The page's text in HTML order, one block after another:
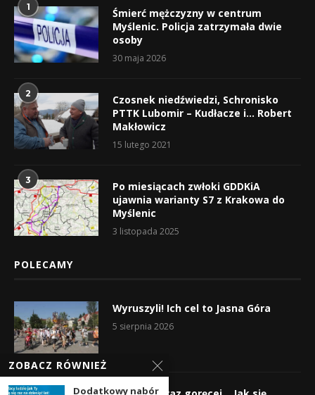
1
Śmierć mężczyzny w centrum
Myślenic. Policja zatrzymała dwie
osoby
30 maja 2026
2
Czosnek niedźwiedzi, Schronisko
PTTK Lubomir – Kudłacze i… Robert
Makłowicz
15 lutego 2021
3
Po miesiącach zwłoki GDDKiA
ujawnia warianty S7 z Krakowa do
Myślenic
3 listopada 2025
POLECAMY
Wyruszyli! Ich cel to Jasna Góra
5 sierpnia 2026
ZOBACZ RÓWNIEŻ
Dodatkowy nabór